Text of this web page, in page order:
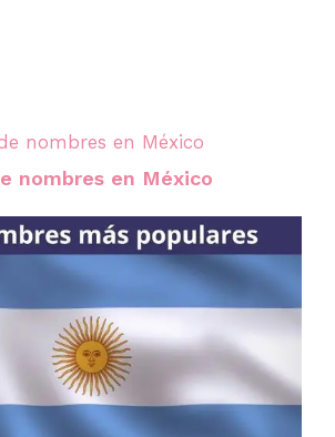
nombres en México